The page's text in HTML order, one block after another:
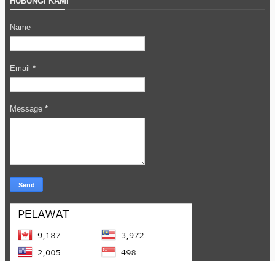
Name
Email *
Message *